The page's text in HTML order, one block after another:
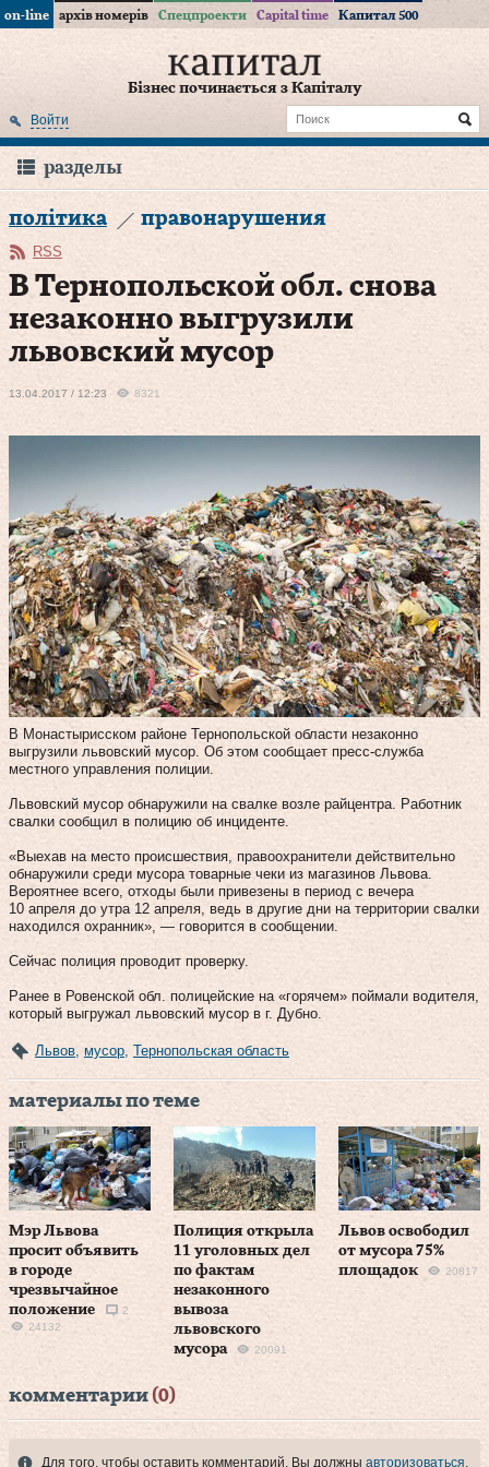
on-line архів номерів Спецпроекти Capital time Капитал 500
Бізнес починається з Капіталу
Войти
разделы
політика правонарушения
RSS
В Тернопольской обл. снова
незаконно выгрузили
львовский мусор
13.04.2017 / 12:23 8321
В Монастырисском районе Тернопольской области незаконно
выгрузили львовский мусор. Об этом сообщает пресс-служба
местного управления полиции.
Львовский мусор обнаружили на свалке возле райцентра. Работник
свалки сообщил в полицию об инциденте.
«Выехав на место происшествия, правоохранители действительно
обнаружили среди мусора товарные чеки из магазинов Львова.
Вероятнее всего, отходы были привезены в период с вечера
10 апреля до утра 12 апреля, ведь в другие дни на территории свалки
находился охранник», — говорится в сообщении.
Сейчас полиция проводит проверку.
Ранее в Ровенской обл. полицейские на «горячем» поймали водителя,
который выгружал львовский мусор в г. Дубно.
Львов мусор Тернопольская область
материалы по теме
Мэр Львова
просит объявить
в городе
чрезвычайное
положение
2
24132
Полиция открыла
11 уголовных дел
по фактам
незаконного
вывоза
львовского
мусора
20091
Львов освободил
от мусора 75%
площадок
20817
комментарии (0)
Для того, чтобы оставить комментарий, Вы должны авторизоваться.